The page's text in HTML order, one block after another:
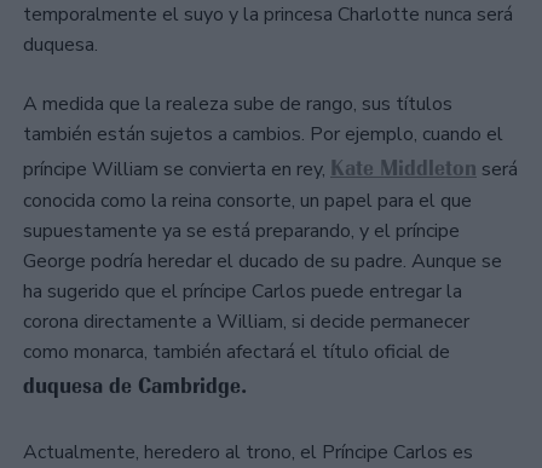
temporalmente el suyo y la princesa Charlotte nunca será
duquesa.
A medida que la realeza sube de rango, sus títulos
también están sujetos a cambios. Por ejemplo, cuando el
príncipe William se convierta en rey, Kate Middleton será
conocida como la reina consorte, un papel para el que
supuestamente ya se está preparando, y el príncipe
George podría heredar el ducado de su padre. Aunque se
ha sugerido que el príncipe Carlos puede entregar la
corona directamente a William, si decide permanecer
como monarca, también afectará el título oficial de
duquesa de Cambridge.
Actualmente, heredero al trono, el Príncipe Carlos es